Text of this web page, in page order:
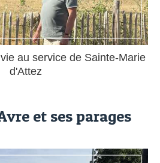
au service de Sainte-Marie
d'Attez
et ses parages